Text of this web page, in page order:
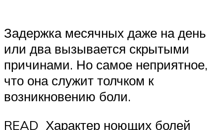
Задержка месячных даже на день
или два вызывается скрытыми
причинами. Но самое неприятное,
что она служит толчком к
возникновению боли.
READ Характер ноющих болей